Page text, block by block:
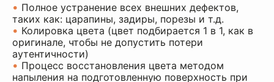
• Полное устранение всех внешних дефектов,
таких как: царапины, задиры, порезы и т.д.
• Колировка цвета (цвет подбирается 1 в 1, как в
оригинале, чтобы не допустить потери
аутентичности)
• Процесс восстановления цвета методом
напыления на подготовленную поверхность при